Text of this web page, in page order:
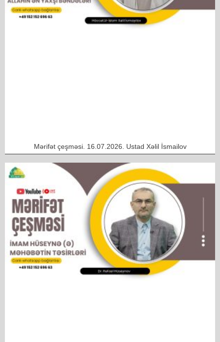
Mərifət çeşməsi. 16.07.2026. Ustad Xəlil İsmailov